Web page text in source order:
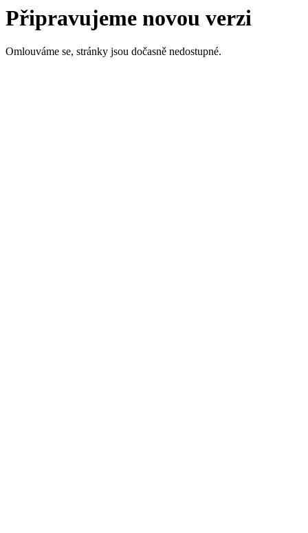
Připravujeme novou verzi
Omlouváme se, stránky jsou dočasně nedostupné.